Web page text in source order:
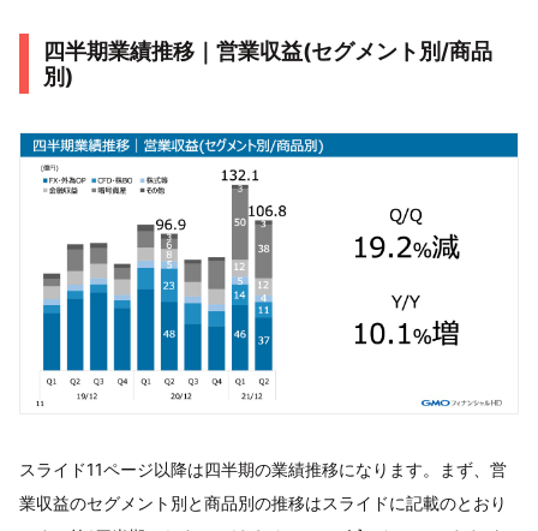
四半期業績推移｜営業収益(セグメント別/商品
別)
スライド11ページ以降は四半期の業績推移になります。まず、営
業収益のセグメント別と商品別の推移はスライドに記載のとおり